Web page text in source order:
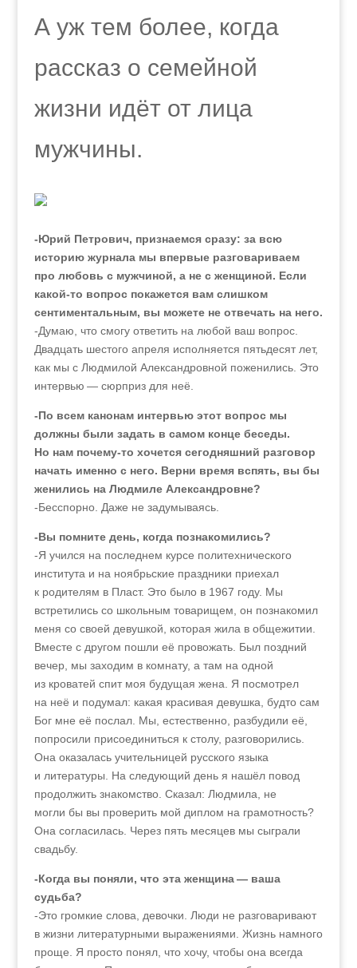
А уж тем более, когда
рассказ о семейной
жизни идёт от лица
мужчины.
-Юрий Петрович, признаемся сразу: за всю
историю журнала мы впервые разговариваем
про любовь с мужчиной, а не с женщиной. Если
какой-то вопрос покажется вам слишком
сентиментальным, вы можете не отвечать на него.
-Думаю, что смогу ответить на любой ваш вопрос.
Двадцать шестого апреля исполняется пятьдесят лет,
как мы с Людмилой Александровной поженились. Это
интервью — сюрприз для неё.
-По всем канонам интервью этот вопрос мы
должны были задать в самом конце беседы.
Но нам почему-то хочется сегодняшний разговор
начать именно с него. Верни время вспять, вы бы
женились на Людмиле Александровне?
-Бесспорно. Даже не задумываясь.
-Вы помните день, когда познакомились?
-Я учился на последнем курсе политехнического
института и на ноябрьские праздники приехал
к родителям в Пласт. Это было в 1967 году. Мы
встретились со школьным товарищем, он познакомил
меня со своей девушкой, которая жила в общежитии.
Вместе с другом пошли её провожать. Был поздний
вечер, мы заходим в комнату, а там на одной
из кроватей спит моя будущая жена. Я посмотрел
на неё и подумал: какая красивая девушка, будто сам
Бог мне её послал. Мы, естественно, разбудили её,
попросили присоединиться к столу, разговорились.
Она оказалась учительницей русского языка
и литературы. На следующий день я нашёл повод
продолжить знакомство. Сказал: Людмила, не
могли бы вы проверить мой диплом на грамотность?
Она согласилась. Через пять месяцев мы сыграли
свадьбу.
-Когда вы поняли, что эта женщина — ваша
судьба?
-Это громкие слова, девочки. Люди не разговаривают
в жизни литературными выражениями. Жизнь намного
проще. Я просто понял, что хочу, чтобы она всегда